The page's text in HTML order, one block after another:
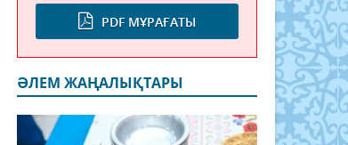
PDF МҰРАҒАТЫ
ӘЛЕМ ЖАҢАЛЫҚТАРЫ